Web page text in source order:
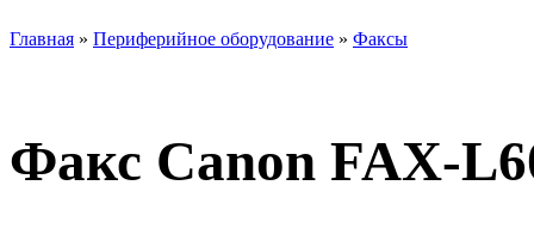
Главная » Периферийное оборудование » Факсы
Факс Canon FAX-